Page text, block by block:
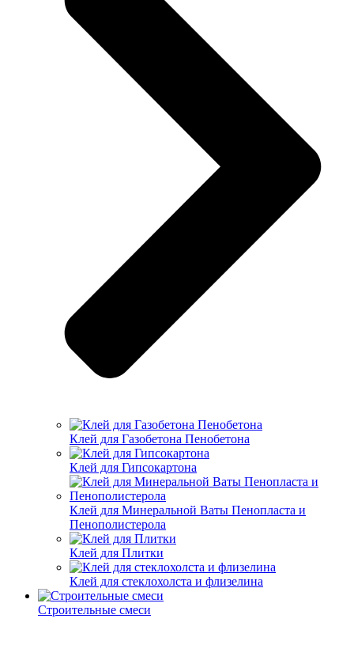
Клей для Газобетона Пенобетона
Клей для Гипсокартона
Клей для Минеральной Ваты Пенопласта и
Пенополистерола
Клей для Плитки
Клей для стеклохолста и флизелина
Строительные смеси